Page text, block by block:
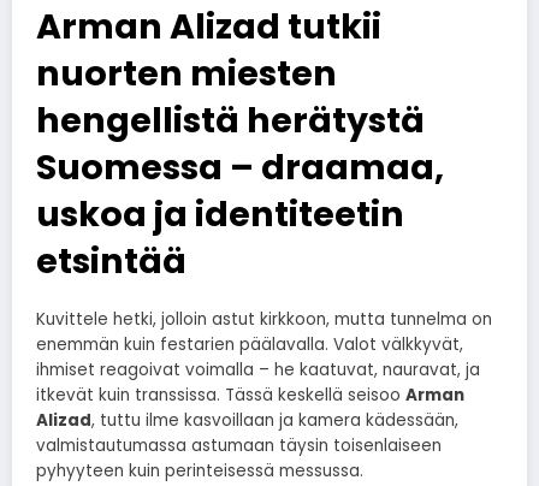
Arman Alizad tutkii
nuorten miesten
hengellistä herätystä
Suomessa – draamaa,
uskoa ja identiteetin
etsintää
Kuvittele hetki, jolloin astut kirkkoon, mutta tunnelma on
enemmän kuin festarien päälavalla. Valot välkkyvät,
ihmiset reagoivat voimalla – he kaatuvat, nauravat, ja
itkevät kuin transsissa. Tässä keskellä seisoo Arman
Alizad, tuttu ilme kasvoillaan ja kamera kädessään,
valmistautumassa astumaan täysin toisenlaiseen
pyhyyteen kuin perinteisessä messussa.